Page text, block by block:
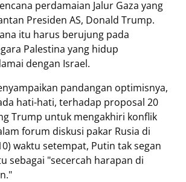
perdamaian Jalur Gaza yang
Presiden AS, Donald Trump.
itu harus berujung pada
Palestina yang hidup
dengan Israel.
pandangan optimisnya,
hati-hati, terhadap proposal 20
Trump untuk mengakhiri konflik
forum diskusi pakar Rusia di
waktu setempat, Putin tak segan
sebagai "secercah harapan di